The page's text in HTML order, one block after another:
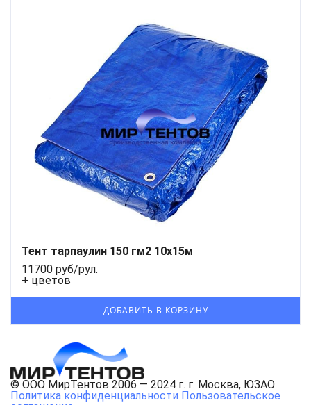
Тент тарпаулин 150 гм2 10x15м
11700 руб/рул.
+ цветов
© ООО МирТентов 2006 — 2024 г. г. Москва, ЮЗАО
Политика конфиденциальности Пользовательское